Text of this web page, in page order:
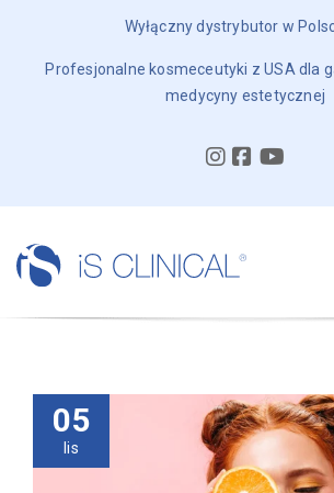
Wyłączny dystrybutor w
Profesjonalne kosmeceutyki z USA dla
medycyny estetycznej
05
lis